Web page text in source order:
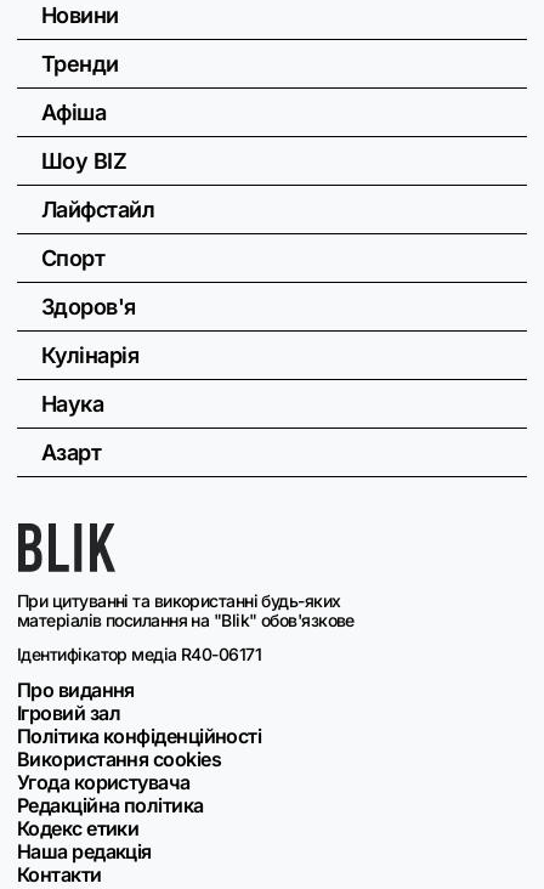
При цитуванні та використанні будь-яких
матеріалів посилання на "Blik" обов'язкове
Ідентифікатор медіа R40-06171
Про видання
Ігровий зал
Політика конфіденційності
Використання cookies
Угода користувача
Редакційна політика
Кодекс етики
Наша редакція
Контакти
Новини
Тренди
Афіша
Шоу BIZ
Лайфстайл
Спорт
Здоров'я
Кулінарія
Наука
Азарт